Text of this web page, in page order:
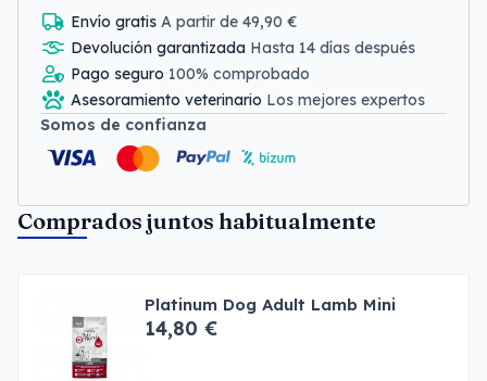
Envío gratis A partir de 49,90 €
Devolución garantizada Hasta 14 días después
Pago seguro 100% comprobado
Asesoramiento veterinario Los mejores expertos
Somos de confianza
Comprados juntos habitualmente
Platinum Dog Adult Lamb Mini
14,80 €